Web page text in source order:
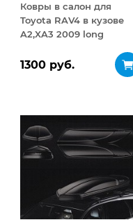
Ковры в салон для
Toyota RAV4 в кузове
A2,XA3 2009 long
1300 руб.